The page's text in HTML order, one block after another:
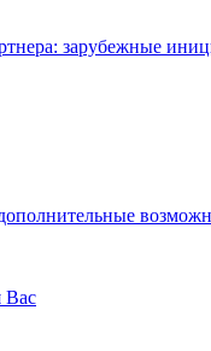
зарубежные
Вас